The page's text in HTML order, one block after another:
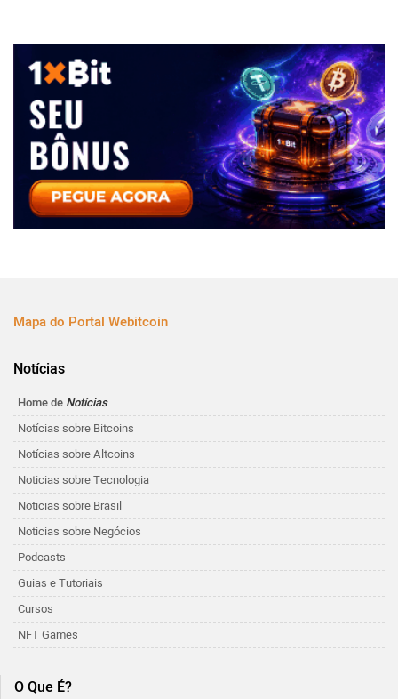
Mapa do Portal Webitcoin
Notícias
Home de Notícias
Notícias sobre Bitcoins
Notícias sobre Altcoins
Noticias sobre Tecnologia
Noticias sobre Brasil
Noticias sobre Negócios
Podcasts
Guias e Tutoriais
Cursos
NFT Games
O Que É?